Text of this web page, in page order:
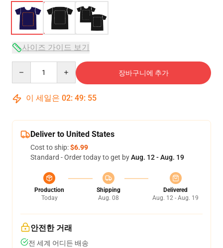
사이즈 가이드 보기
장바구니에 추가
이 세일은 02: 49: 54
Deliver to United States
Cost to ship:$6.99
Standard - Order today to get byAug. 12 - Aug. 19
Production
Today
Shipping
Aug. 08
Delivered
Aug. 12 - Aug. 19
안전한 거래
전 세계 어디든 배송